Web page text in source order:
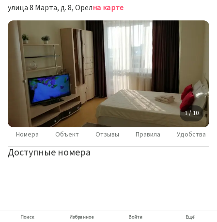
улица 8 Марта, д. 8, Орелна карте
1 / 10
Номера Объект Отзывы Правила Удобства
Доступные номера
Поиск Избранное Войти Ещё